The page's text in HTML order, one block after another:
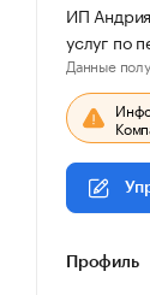
ИП
услуг по
Данные
Профиль